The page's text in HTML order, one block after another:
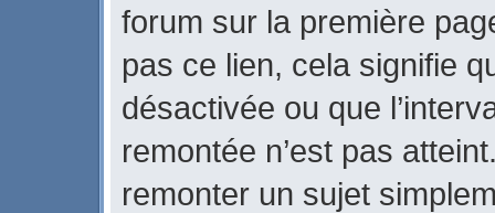
forum sur la première
pas ce lien, cela signifie
désactivée ou que
remontée n’est pas
remonter un sujet